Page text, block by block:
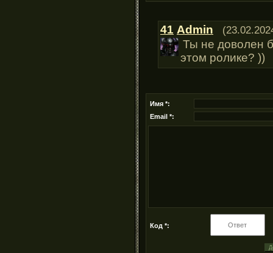
41 Admin
Ты не доволен
этом ролике? ))
Имя *:
Email *:
Код *: